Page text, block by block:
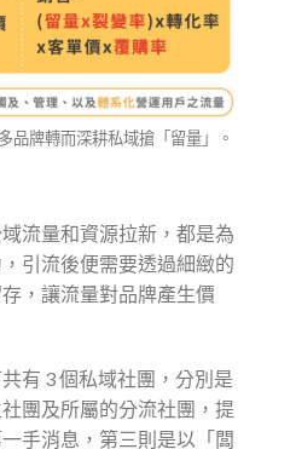
品牌轉而深耕私域搶「留量」。
流量和資源拉新，都是為
引流後便需要透過細緻的
，讓流量對品牌產生價
有 3 個私域社團，分別是
社團及所屬的分流社團，提
手消息，第三則是以「闆